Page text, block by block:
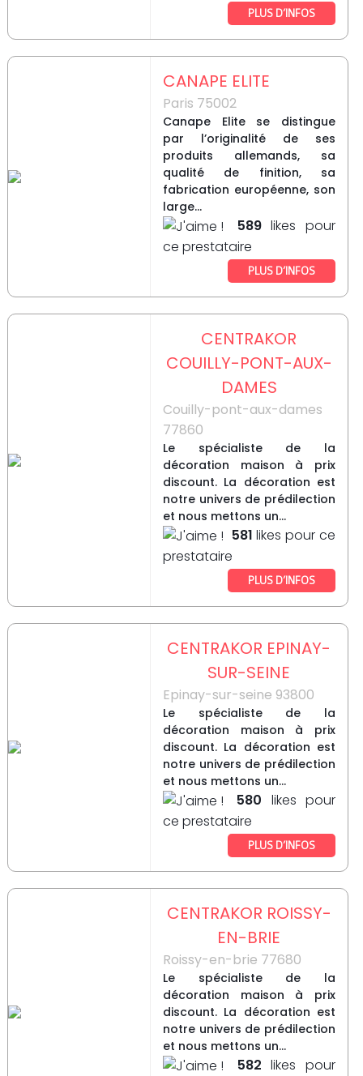
PLUS D’INFOS
CANAPE ELITE
Paris 75002
Canape Elite se distingue
par l’originalité de ses
produits allemands, sa
qualité de finition, sa
fabrication européenne, son
large...
589likes pour
ce prestataire
PLUS D’INFOS
CENTRAKOR
COUILLY-PONT-AUX-
DAMES
Couilly-pont-aux-dames
77860
Le spécialiste de la
décoration maison à prix
discount. La décoration est
notre univers de prédilection
et nous mettons un...
581 likes pour ce
prestataire
PLUS D’INFOS
CENTRAKOR EPINAY-
SUR-SEINE
Epinay-sur-seine 93800
Le spécialiste de la
décoration maison à prix
discount. La décoration est
notre univers de prédilection
et nous mettons un...
580 likes pour
ce prestataire
PLUS D’INFOS
CENTRAKOR ROISSY-
EN-BRIE
Roissy-en-brie 77680
Le spécialiste de la
décoration maison à prix
discount. La décoration est
notre univers de prédilection
et nous mettons un...
582 likes pour